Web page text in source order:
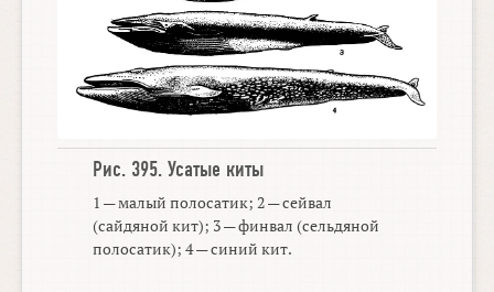
Рис. 395.Усатые киты
1 — малый полосатик; 2 — сейвал
(сайдяной кит); 3 — финвал (сельдяной
полосатик); 4 — синий кит.